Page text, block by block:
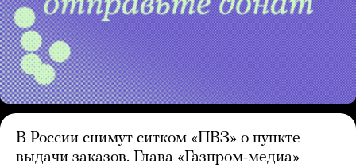
В России снимут ситком «ПВЗ» о пункте
выдачи заказов. Глава «Газпром-медиа»